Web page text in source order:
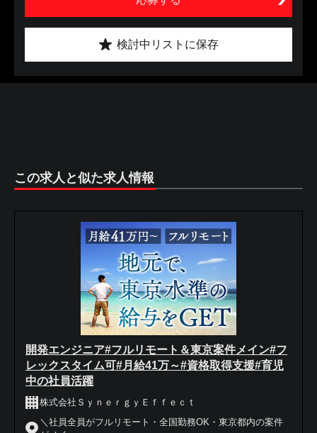
検討中リストに保存
この求人と似た求人情報
開発エンジニア#フルリモート＆東京案件メイン#フ
レックスタイム可#月給41万～#資格取得支援#育児
中の社員活躍
株式会社ＳｙｎｅｒｇｙＥｆｆｅｃｔ
＼社員全員がフルリモート・全国勤務OK・東京都内の案件